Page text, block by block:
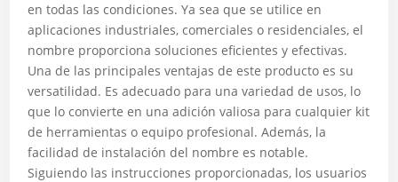
en todas las condiciones. Ya sea que se utilice en
aplicaciones industriales, comerciales o residenciales, el
nombre proporciona soluciones eficientes y efectivas.
Una de las principales ventajas de este producto es su
versatilidad. Es adecuado para una variedad de usos, lo
que lo convierte en una adición valiosa para cualquier kit
de herramientas o equipo profesional. Además, la
facilidad de instalación del nombre es notable.
Siguiendo las instrucciones proporcionadas, los usuarios